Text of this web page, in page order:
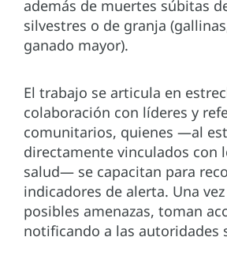
además de muertes súbitas
silvestres o de granja
ganado mayor).
El trabajo se articula en
colaboración con líderes y
comunitarios, quienes —al
directamente vinculados con
salud— se capacitan para
indicadores de alerta. Una
posibles amenazas, toman
notificando a las autoridades